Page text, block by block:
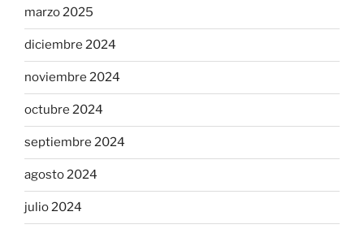
marzo 2025
diciembre 2024
noviembre 2024
octubre 2024
septiembre 2024
agosto 2024
julio 2024